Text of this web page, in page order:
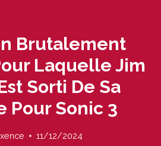
Brutalement
Laquelle Jim
Sorti De Sa
Pour Sonic 3
11/12/2024